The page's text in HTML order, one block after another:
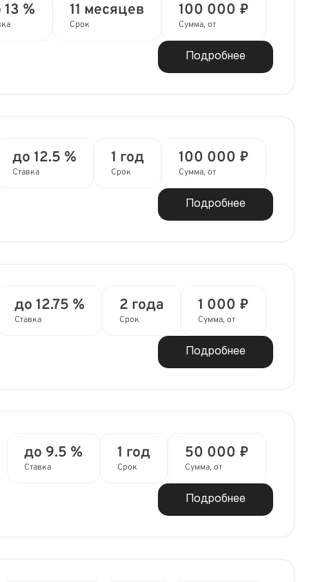
% 11 месяцев
Срок
100 000 ₽
Сумма, от
Подробнее
до 12.5 %
Ставка
1 год
Срок
100 000 ₽
Сумма, от
Подробнее
до 12.75 %
Ставка
2 года
Срок
1 000 ₽
Сумма, от
Подробнее
до 9.5 %
Ставка
1 год
Срок
50 000 ₽
Сумма, от
Подробнее